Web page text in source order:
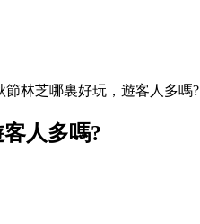
節林芝哪裏好玩，遊客人多嗎?
人多嗎?